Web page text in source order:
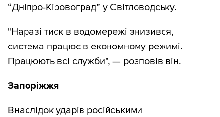
“Дніпро-Кіровоград” у Світловодську.
"Наразі тиск в водомережі знизився,
система працює в економному режимі.
Працюють всі служби", — розповів він.
Запоріжжя
Внаслідок ударів російськими